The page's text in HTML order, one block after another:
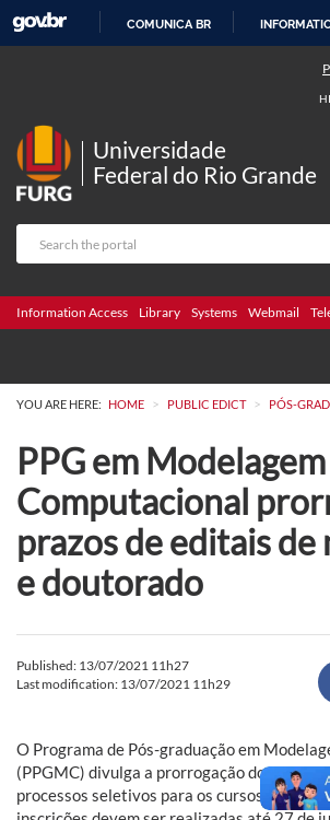
COMUNICA BR
Universidade
Federal do Rio Grande
Information Access Library Systems Webmail
YOU ARE HERE: HOME > PUBLIC EDICT > PÓS-
PPG em Modelagem
Computacional
prazos de editais de
e doutorado
Published: 13/07/2021 11h27
Last modification: 13/07/2021 11h29
O Programa de Pós-graduação em
(PPGMC) divulga a prorrogação dos prazos
processos seletivos para os cursos de